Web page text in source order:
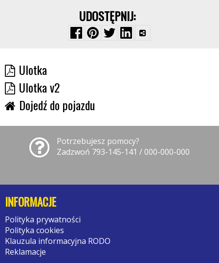
UDOSTĘPNIJ:
Ulotka
Ulotka v2
Dojedź do pojazdu
Potrzebujesz pomocy?
Zadzwoń 793-145-141 / 000-000-000
INFORMACJE
Polityka prywatności
Polityka cookies
Klauzula informacyjna RODO
Reklamacje